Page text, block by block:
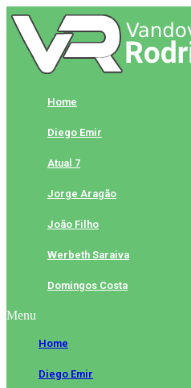
Skip
to
content
Home
Diego Emir
Atual 7
Jorge Aragão
João Filho
Werbeth Saraiva
Domingos Costa
Menu
Home
Diego Emir